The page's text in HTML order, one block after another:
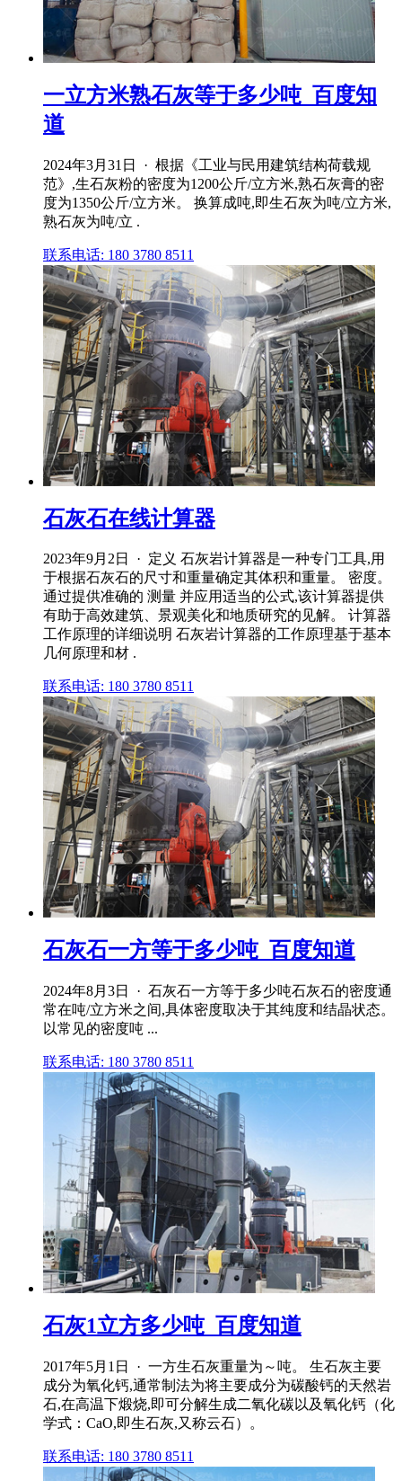
一立方米熟石灰等于多少吨_百度知
道
2024年3月31日 · 根据《工业与民用建筑结构荷载规
范》,生石灰粉的密度为1200公斤/立方米,熟石灰膏的密
度为1350公斤/立方米。 换算成吨,即生石灰为吨/立方米,
熟石灰为吨/立 .
联系电话: 180 3780 8511
石灰石在线计算器
2023年9月2日 · 定义 石灰岩计算器是一种专门工具,用
于根据石灰石的尺寸和重量确定其体积和重量。 密度。
通过提供准确的 测量 并应用适当的公式,该计算器提供
有助于高效建筑、景观美化和地质研究的见解。 计算器
工作原理的详细说明 石灰岩计算器的工作原理基于基本
几何原理和材 .
联系电话: 180 3780 8511
石灰石一方等于多少吨_百度知道
2024年8月3日 · 石灰石一方等于多少吨石灰石的密度通
常在吨/立方米之间,具体密度取决于其纯度和结晶状态。
以常见的密度吨 ...
联系电话: 180 3780 8511
石灰1立方多少吨_百度知道
2017年5月1日 · 一方生石灰重量为～吨。 生石灰主要
成分为氧化钙,通常制法为将主要成分为碳酸钙的天然岩
石,在高温下煅烧,即可分解生成二氧化碳以及氧化钙（化
学式：CaO,即生石灰,又称云石）。
联系电话: 180 3780 8511